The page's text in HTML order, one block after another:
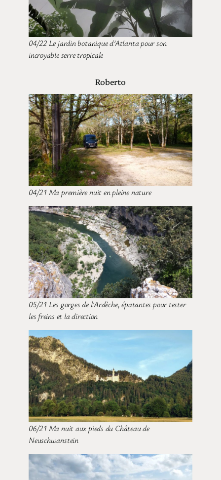
04/22 Le jardin botanique d’Atlanta pour son
incroyable serre tropicale
Roberto
04/21 Ma première nuit en pleine nature
05/21 Les gorges de l’Ardèche, épatantes pour tester
les freins et la direction
06/21 Ma nuit aux pieds du Château de
Neuschwanstein